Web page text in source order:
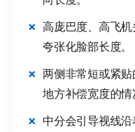
高庞巴度、高飞机
夸张化脸部长度。
两侧非常短或紧
地方补偿宽度的情
中分会引导视线沿